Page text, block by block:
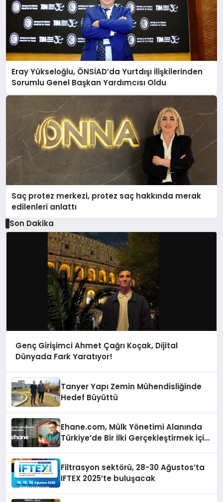
Eray Yükseloğlu, ÖNSİAD’da Yurtdışı İlişkilerinden
Sorumlu Genel Başkan Yardımcısı Oldu
Saç protez merkezi, protez saç hakkında merak
edilenleri anlattı
Son Dakika
Genç Girişimci Ahmet Çağrı Koçak, Dijital
Dünyada Fark Yaratıyor!
Tanyer Yapı Zemin Mühendisliğinde
Hedef Büyüttü
Ehane.com, Mülk Yönetimi Alanında
Türkiye’de Bir İlki Gerçekleştirmek İçin
Filtrasyon sektörü, 28-30 Ağustos’ta
IFTEX 2025’te buluşacak